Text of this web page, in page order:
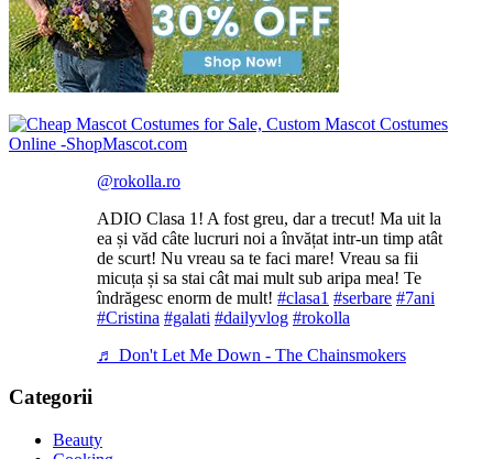
@rokolla.ro
ADIO Clasa 1! A fost greu, dar a trecut! Ma uit la
ea și văd câte lucruri noi a învățat intr-un timp atât
de scurt! Nu vreau sa te faci mare! Vreau sa fii
micuța și sa stai cât mai mult sub aripa mea! Te
îndrăgesc enorm de mult! #clasa1 #serbare #7ani
#Cristina #galati #dailyvlog #rokolla
♬ Don't Let Me Down - The Chainsmokers
Categorii
Beauty